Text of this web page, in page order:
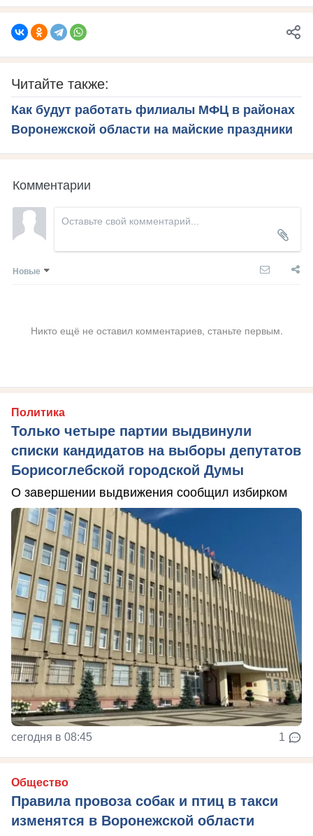
Читайте также:
Как будут работать филиалы МФЦ в районах
Воронежской области на майские праздники
Комментарии
Новые
Никто ещё не оставил комментариев, станьте первым.
Политика
Только четыре партии выдвинули
списки кандидатов на выборы депутатов
Борисоглебской городской Думы
О завершении выдвижения сообщил избирком
сегодня в 08:45 1
Общество
Правила провоза собак и птиц в такси
изменятся в Воронежской области